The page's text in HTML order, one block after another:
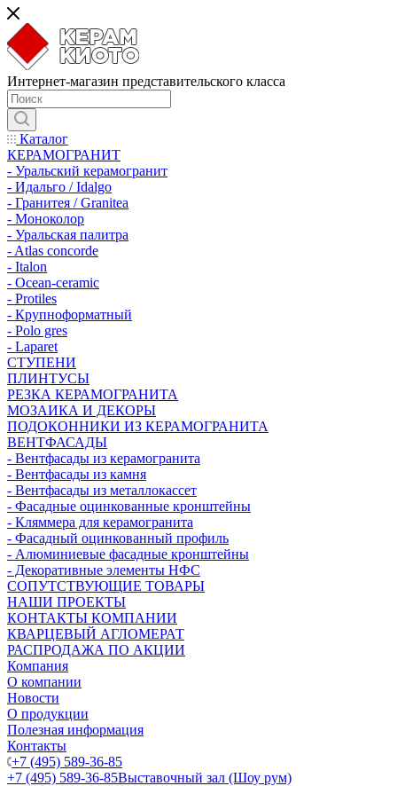
Интернет-магазин представительского класса
Каталог
КЕРАМОГРАНИТ
- Уральский керамогранит
- Идальго / Idalgo
- Гранитея / Granitea
- Моноколор
- Уральская палитра
- Atlas concorde
- Italon
- Ocean-ceramic
- Protiles
- Крупноформатный
- Polo gres
- Laparet
СТУПЕНИ
ПЛИНТУСЫ
РЕЗКА КЕРАМОГРАНИТА
МОЗАИКА И ДЕКОРЫ
ПОДОКОННИКИ ИЗ КЕРАМОГРАНИТА
ВЕНТФАСАДЫ
- Вентфасады из керамогранита
- Вентфасады из камня
- Вентфасады из металлокассет
- Фасадные оцинкованные кронштейны
- Кляммера для керамогранита
- Фасадный оцинкованный профиль
- Алюминиевые фасадные кронштейны
- Декоративные элементы НФС
СОПУТСТВУЮЩИЕ ТОВАРЫ
НАШИ ПРОЕКТЫ
КОНТАКТЫ КОМПАНИИ
КВАРЦЕВЫЙ АГЛОМЕРАТ
РАСПРОДАЖА ПО АКЦИИ
Компания
О компании
Новости
О продукции
Полезная информация
Контакты
+7 (495) 589-36-85
+7 (495) 589-36-85Выставочный зал (Шоу рум)